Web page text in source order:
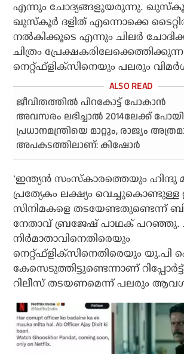
എന്നും ചോദ്യങ്ങളുയരുന്നു.
ഖുസ്‌കൂര്‍ ദളിത് എന്നൊക്കെ
നല്‍കിക്കൂടെ എന്നും ചിലര്‍
ചിത്രം പ്രേക്ഷകരിലേക്കെത്തിക്കുന്ന
നെറ്റ്ഫ്‌ളിക്‌സിനെയും പലരും
ജീവിതത്തില്‍ പിറകോട്ട് പോകാന്‍
അവസരം ലഭിച്ചാല്‍ 2014ലേക്ക് പോയി
പ്രധാനമന്ത്രിയെ മാറ്റും, രാജ്യം
അപകടത്തിലാണ്: കിഷോര്‍
‘ഇന്ത്യന്‍ സംസ്‌കാരത്തെയും
പ്രത്യേകം ലക്ഷ്യം വെച്ചുകൊണ്ടുള്ള
സിനിമകളെ തടയേണ്ടതുണ്ടെന്ന്
നേതാവ് ബ്രജേഷ് പാഥക് പറഞ്ഞു.
നിര്‍മാതാവിനെതിരെയും
നെറ്റ്ഫ്‌ളിക്‌സിനെതിരെയും യു.പി
കേസെടുത്തിട്ടുണ്ടെന്നാണ്
റിലീസ് തടയണമെന്ന് പലരും